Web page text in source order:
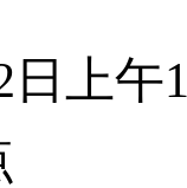
日上